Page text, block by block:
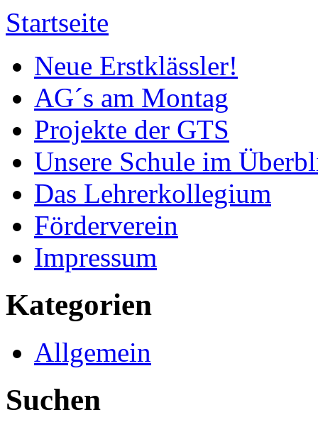
Startseite
Neue Erstklässler!
AG´s am Montag
Projekte der GTS
Unsere Schule im
Das Lehrerkollegium
Förderverein
Impressum
Kategorien
Allgemein
Suchen